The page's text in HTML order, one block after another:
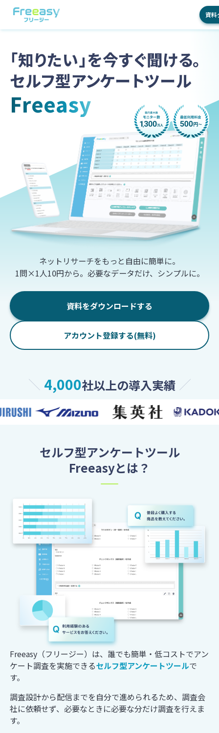
国内調査
海外調査
学術調査
特長
Freeasy
が選ばれ
機能
オンライ
ンインタ
ビュー
集計ツー
アンケー
安心して使え
回答品質
ティ
料金
商品・ブ
ランド理
解
広告・デ
ザインの
提案・意
思決定
導入事例
お役立ち情報
お役立ち
資料
ブログ
調査レポ
セミナー
よくあるご質問
ロ
グ
ン
問
わ
資料
「知りたい」を今すぐ聞ける。
セルフ型アンケートツール
Freeasy
ネットリサーチをもっと自由に簡単に。
1問×1人10円から。必要なデータだけ、シンプルに。
資料をダウンロードする
アカウント登録する(無料)
4,000社以上の導入実績
セルフ型アンケートツール
Freeasyとは？
Freeasy（フリージー）は、誰でも簡単・低コストでアン
ケート調査を実施できるセルフ型アンケートツールで
す。
調査設計から配信までを自分で進められるため、調査会
社に依頼せず、必要なときに必要な分だけ調査を行えま
す。